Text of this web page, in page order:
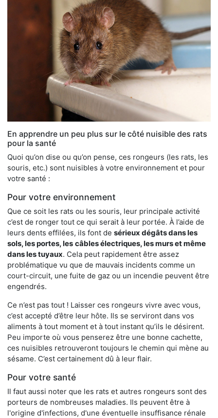
En apprendre un peu plus sur le côté nuisible des rats
pour la santé
Quoi qu’on dise ou qu’on pense, ces rongeurs (les rats, les
souris, etc.) sont nuisibles à votre environnement et pour
votre santé :
Pour votre environnement
Que ce soit les rats ou les souris, leur principale activité
c’est de ronger tout ce qui serait à leur portée. À l’aide de
leurs dents effilées, ils font de sérieux dégâts dans les
sols, les portes, les câbles électriques, les murs et même
dans les tuyaux. Cela peut rapidement être assez
problématique vu que de mauvais incidents comme un
court-circuit, une fuite de gaz ou un incendie peuvent être
engendrés.
Ce n’est pas tout ! Laisser ces rongeurs vivre avec vous,
c’est accepté d’être leur hôte. Ils se serviront dans vos
aliments à tout moment et à tout instant qu’ils le désirent.
Peu importe où vous penserez être une bonne cachette,
ces nuisibles retrouveront toujours le chemin qui mène au
sésame. C’est certainement dû à leur flair.
Pour votre santé
Il faut aussi noter que les rats et autres rongeurs sont des
porteurs de nombreuses maladies. Ils peuvent être à
l'origine d'infections, d'une éventuelle insuffisance rénale